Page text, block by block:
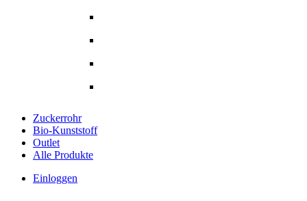
Zuckerrohr
Bio-Kunststoff
Outlet
Alle Produkte
Einloggen